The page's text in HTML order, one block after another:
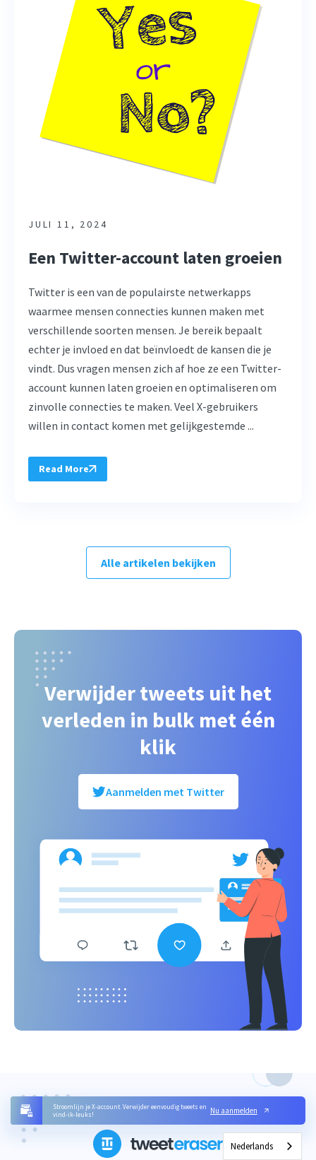
Stroomlijn je X-account. Verwijder eenvoudig tweets en
vind-ik-leuks!
Nu aanmelden
JULI 11, 2024
Een Twitter-account laten groeien
Twitter is een van de populairste netwerkapps
waarmee mensen connecties kunnen maken met
verschillende soorten mensen. Je bereik bepaalt
echter je invloed en dat beïnvloedt de kansen die je
vindt. Dus vragen mensen zich af hoe ze een Twitter-
account kunnen laten groeien en optimaliseren om
zinvolle connecties te maken. Veel X-gebruikers
willen in contact komen met gelijkgestemde ...
Read More
Alle artikelen bekijken
Verwijder tweets uit het
verleden in bulk met één
klik
Aanmelden met Twitter
Nederlands